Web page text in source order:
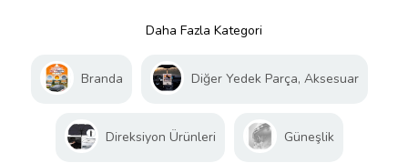
Daha Fazla Kategori
Branda Diğer Yedek Parça, Aksesuar
Direksiyon Ürünleri Güneşlik